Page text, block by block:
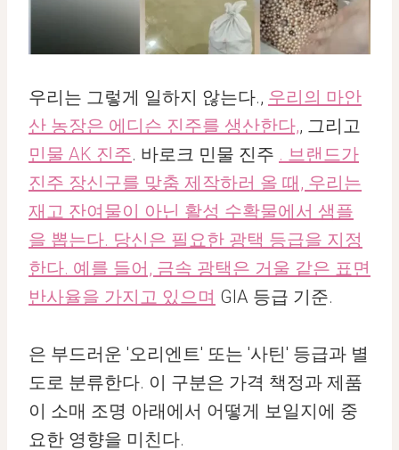
우리는 그렇게 일하지 않는다., 우리의 마안
산 농장은 에디슨 진주를 생산한다,, 그리고
민물 AK 진주. 바로크 민물 진주 . 브랜드가
진주 장신구를 맞춤 제작하러 올 때, 우리는
재고 잔여물이 아닌 활성 수확물에서 샘플
을 뽑는다. 당신은 필요한 광택 등급을 지정
한다. 예를 들어, 금속 광택은 거울 같은 표면
반사율을 가지고 있으며 GIA 등급 기준.
은 부드러운 '오리엔트' 또는 '사틴' 등급과 별
도로 분류한다. 이 구분은 가격 책정과 제품
이 소매 조명 아래에서 어떻게 보일지에 중
요한 영향을 미친다.